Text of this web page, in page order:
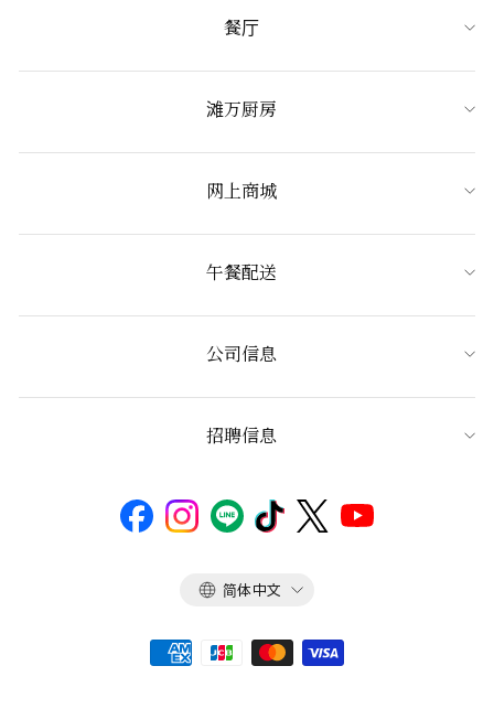
餐厅
滩万厨房
网上商城
午餐配送
公司信息
招聘信息
语
简体中文